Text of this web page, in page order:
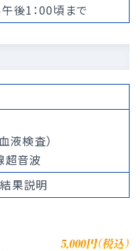
後1：00頃まで
液検査）
超音波
果説明